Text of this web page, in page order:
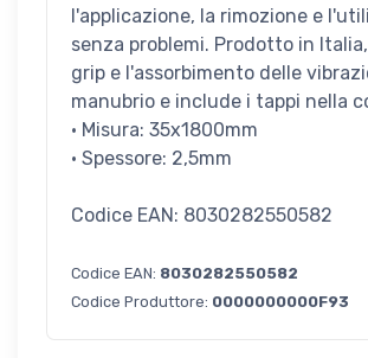
l'applicazione, la rimozione e
senza problemi. Prodotto in
grip e l'assorbimento delle
manubrio e include i tappi nella
· Misura: 35x1800mm
· Spessore: 2,5mm
Codice EAN: 8030282550582
Codice EAN: 8030282550582
Codice Produttore: 0000000000F93